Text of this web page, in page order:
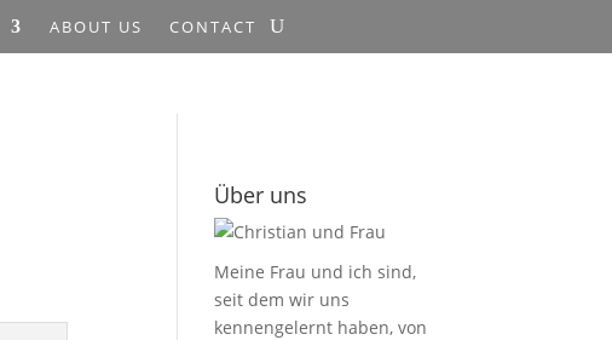
ABOUT US CONTACT
Über uns
Meine Frau und ich sind,
seit dem wir uns
kennengelernt haben, von